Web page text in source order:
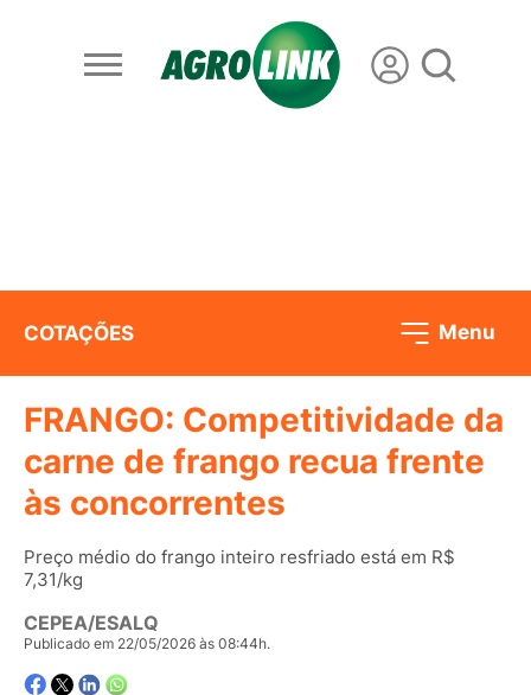
COTAÇÕES Menu
FRANGO: Competitividade da
carne de frango recua frente
às concorrentes
Preço médio do frango inteiro resfriado está em R$
7,31/kg
CEPEA/ESALQ
Publicado em 22/05/2026 às 08:44h.